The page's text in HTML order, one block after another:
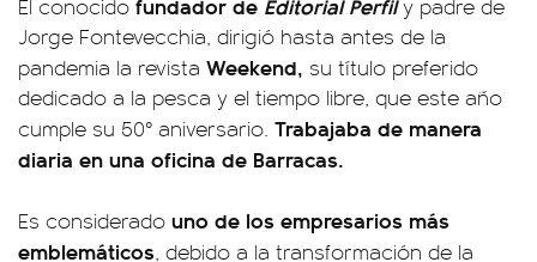
El conocido
y padre de
Jorge Fontevecchia, dirigió hasta antes de la
pandemia la revista Weekend, su título preferido
dedicado a la pesca y el tiempo libre, que este año
cumple su 50° aniversario. Trabajaba de manera
diaria en una oficina de Barracas.
Es considerado uno de los empresarios más
emblemáticos, debido a la transformación de la